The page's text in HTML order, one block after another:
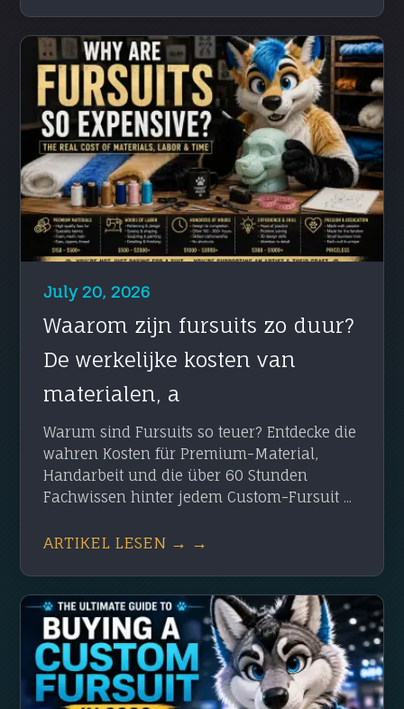
July 20, 2026
Waarom zijn fursuits zo duur?
De werkelijke kosten van
materialen, a
Warum sind Fursuits so teuer? Entdecke die
wahren Kosten für Premium-Material,
Handarbeit und die über 60 Stunden
Fachwissen hinter jedem Custom-Fursuit ...
ARTIKEL LESEN → →